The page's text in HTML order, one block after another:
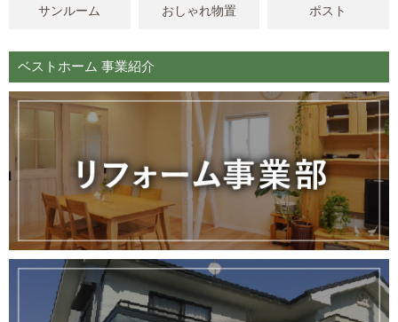
サンルーム おしゃれ物置 ポスト
ベストホーム 事業紹介